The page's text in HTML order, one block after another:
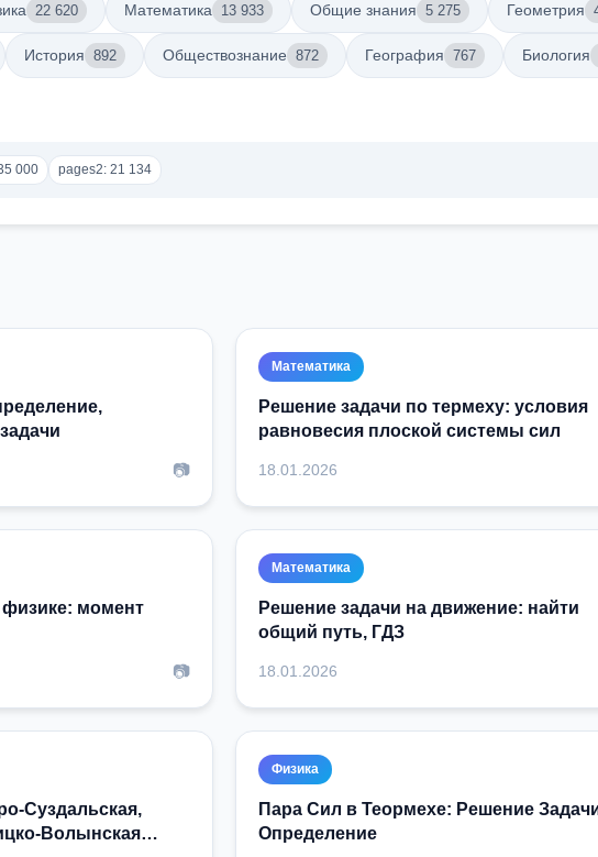
22 620 Математика 13 933 Общие знания 5 275 Геометрия
История 892 Обществознание 872 География 767 Биология
000 pages2: 21 134
📷
Математика
Решение задачи по термеху: условия
равновесия плоской системы сил
18.01.2026
физике: момент
📷
Математика
Решение задачи на движение: найти
общий путь, ГДЗ
18.01.2026
Суздальская,
Волынская
Физика
Пара Сил в Теормехе: Решение
Определение